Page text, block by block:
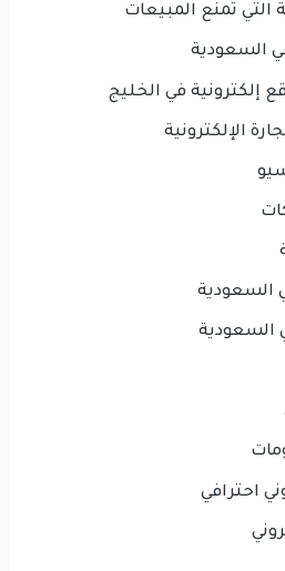
التي تمنع المبيعات
السعودية
في الخليج
الإلكترونية
السعودية
السعودية
احترافي